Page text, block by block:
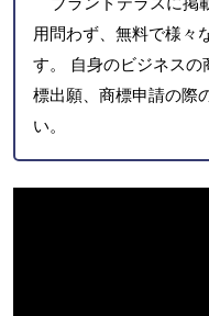
用問わず、無料で様々
す。 自身のビジネス
標出願、商標申請の際
い。